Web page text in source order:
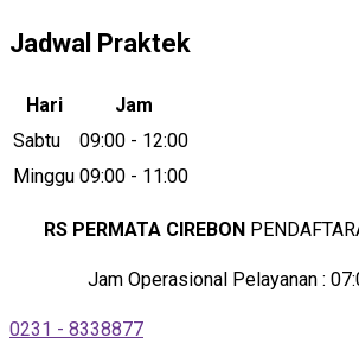
Jadwal Praktek
Hari
Jam
Sabtu
09:00 - 12:00
Minggu 09:00 - 11:00
RS PERMATA CIREBON
Jam Operasional Pelayanan :
0231 - 8338877